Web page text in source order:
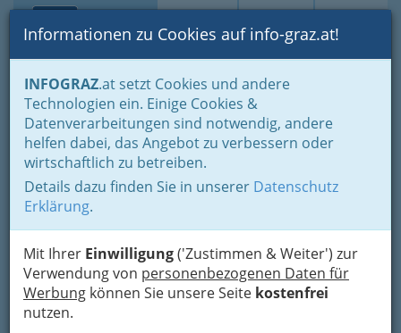
Suche Login Toggle
Informationen zu Cookies auf info-graz.at!
INFOGRAZ.at setzt Cookies und andere
Technologien ein. Einige Cookies &
Datenverarbeitungen sind notwendig, andere
helfen dabei, das Angebot zu verbessern oder
wirtschaftlich zu betreiben.
Details dazu finden Sie in unserer Datenschutz
Erklärung.
Mit Ihrer Einwilligung('Zustimmen & Weiter') zur
Verwendung von personenbezogenen Daten für
Werbung können Sie unsere Seite kostenfrei
nutzen.
Home Branchen
Gastronomie - regional und international
Buschenschenken - Buschenschänken
Weingut Albrecher
Schlossberg 24, 8463 Leutschach
+43 3454 453
Karte
Adresse mit Google Maps anschauen